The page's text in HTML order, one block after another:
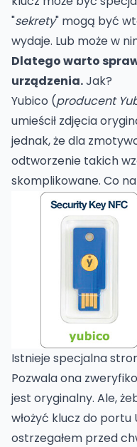
"sekrety" mogą być
wydaje. Lub może w
Dlatego warto
urządzenia.Jak?
Yubico (producent
umieścił zdjęcia
jednak, że dla
odtworzenie takich
skomplikowane. Co
Istnieje specjalna
Pozwala ona
jest oryginalny. Ale,
włożyć klucz do portu
ostrzegałem przed